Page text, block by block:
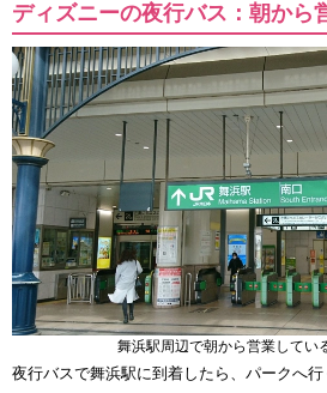
ディズニーの夜行バス：朝から
舞浜駅周辺で朝から営業してい
夜行バスで舞浜駅に到着したら、パークへ